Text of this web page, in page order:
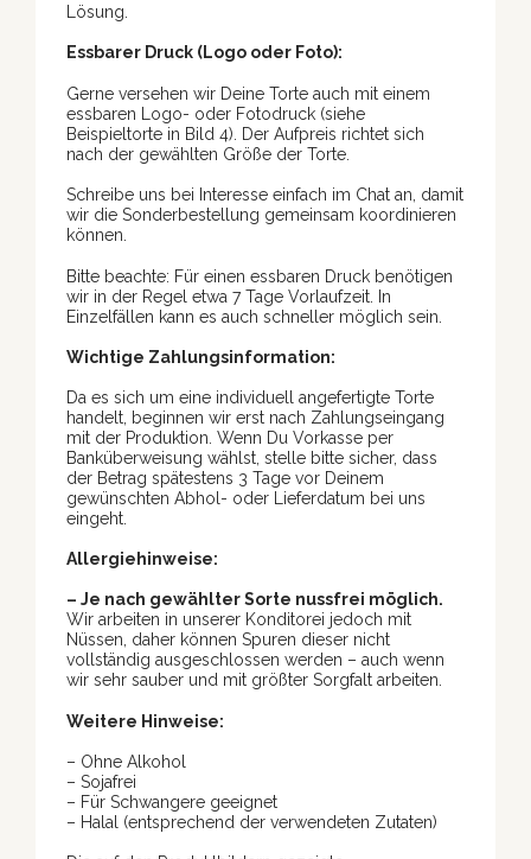
Lösung.
Essbarer Druck (Logo oder Foto):
Gerne versehen wir Deine Torte auch mit einem
essbaren Logo- oder Fotodruck (siehe
Beispieltorte in Bild 4). Der Aufpreis richtet sich
nach der gewählten Größe der Torte.
Schreibe uns bei Interesse einfach im Chat an, damit
wir die Sonderbestellung gemeinsam koordinieren
können.
Bitte beachte: Für einen essbaren Druck benötigen
wir in der Regel etwa 7 Tage Vorlaufzeit. In
Einzelfällen kann es auch schneller möglich sein.
Wichtige Zahlungsinformation:
Da es sich um eine individuell angefertigte Torte
handelt, beginnen wir erst nach Zahlungseingang
mit der Produktion. Wenn Du Vorkasse per
Banküberweisung wählst, stelle bitte sicher, dass
der Betrag spätestens 3 Tage vor Deinem
gewünschten Abhol- oder Lieferdatum bei uns
eingeht.
Allergiehinweise:
– Je nach gewählter Sorte nussfrei möglich.
Wir arbeiten in unserer Konditorei jedoch mit
Nüssen, daher können Spuren dieser nicht
vollständig ausgeschlossen werden – auch wenn
wir sehr sauber und mit größter Sorgfalt arbeiten.
Weitere Hinweise:
– Ohne Alkohol
– Sojafrei
– Für Schwangere geeignet
– Halal (entsprechend der verwendeten Zutaten)